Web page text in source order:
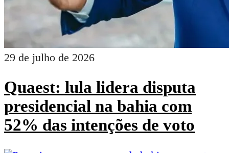
29 de julho de 2026
Quaest: lula lidera disputa
presidencial na bahia com
52% das intenções de voto